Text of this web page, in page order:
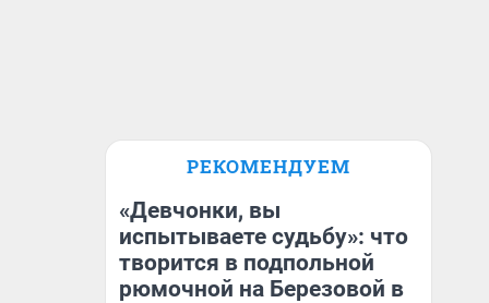
РЕКОМЕНДУЕМ
«Девчонки, вы
испытываете судьбу»: что
творится в подпольной
рюмочной на Березовой в